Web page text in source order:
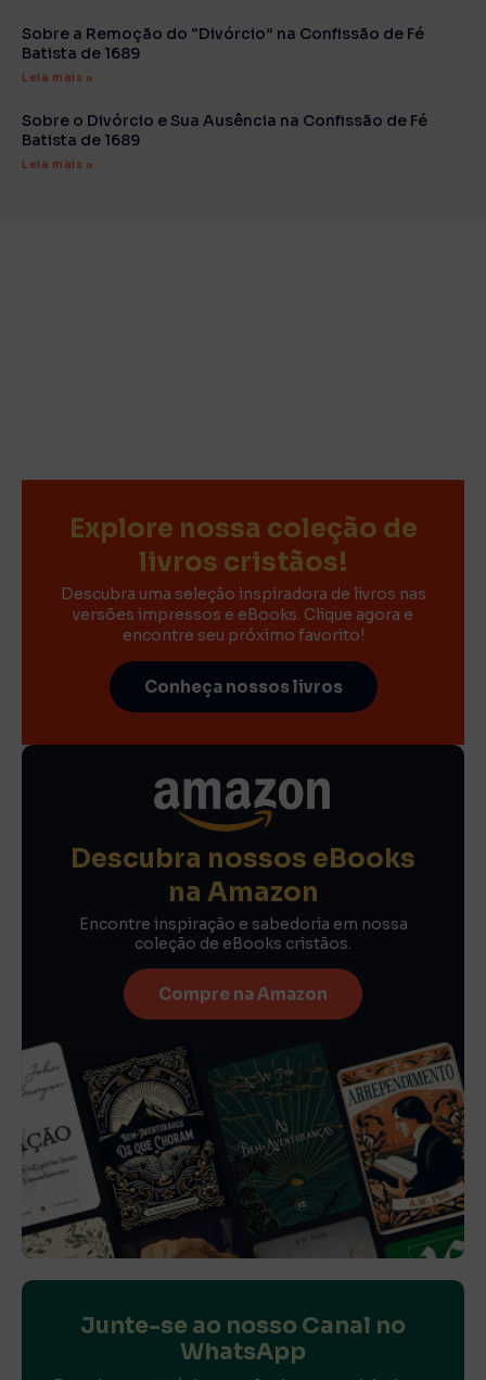
Sobre a Remoção do “Divórcio” na Confissão de Fé
Batista de 1689
Leia mais »
Sobre o Divórcio e Sua Ausência na Confissão de Fé
Batista de 1689
Leia mais »
Explore nossa coleção de
livros cristãos!
Descubra uma seleção inspiradora de livros nas
versões impressos e eBooks. Clique agora e
encontre seu próximo favorito!
Conheça nossos livros
Descubra nossos eBooks
na Amazon
Encontre inspiração e sabedoria em nossa
coleção de eBooks cristãos.
Compre na Amazon
Junte-se ao nosso Canal no
WhatsApp